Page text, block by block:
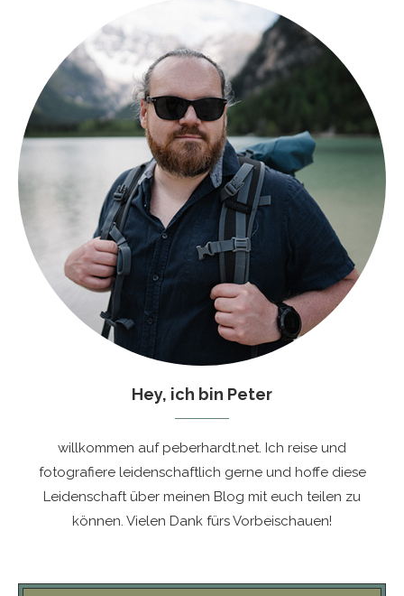
Hey, ich bin Peter
willkommen auf peberhardt.net. Ich reise und
fotografiere leidenschaftlich gerne und hoffe diese
Leidenschaft über meinen Blog mit euch teilen zu
können. Vielen Dank fürs Vorbeischauen!